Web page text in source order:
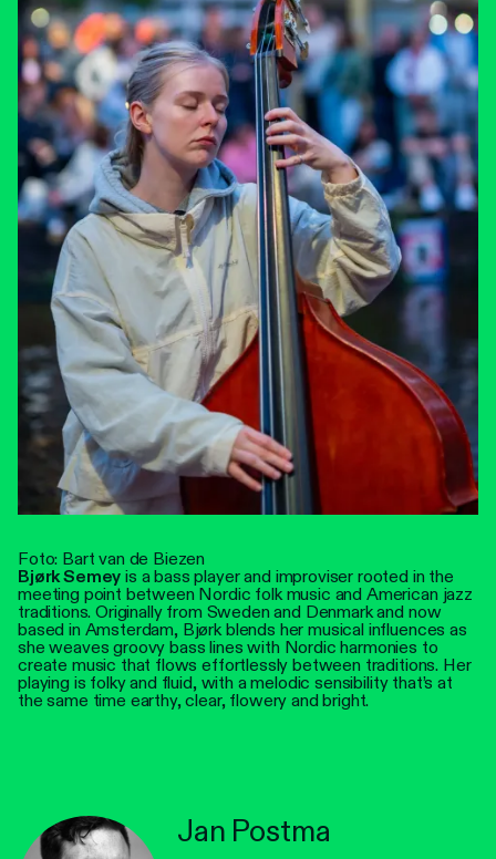
Foto: Bart van de Biezen
Bjørk Semey is a bass player and improviser rooted in the
meeting point between Nordic folk music and American jazz
traditions. Originally from Sweden and Denmark and now
based in Amsterdam, Bjørk blends her musical influences as
she weaves groovy bass lines with Nordic harmonies to
create music that flows effortlessly between traditions. Her
playing is folky and fluid, with a melodic sensibility that’s at
the same time earthy, clear, flowery and bright.
Jan Postma